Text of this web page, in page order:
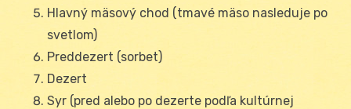
Hlavný mäsový chod (tmavé mäso nasleduje po
svetlom)
Preddezert (sorbet)
Dezert
Syr (pred alebo po dezerte podľa kultúrnej